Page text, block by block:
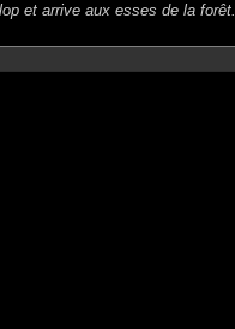
et arrive aux esses de la forêt.